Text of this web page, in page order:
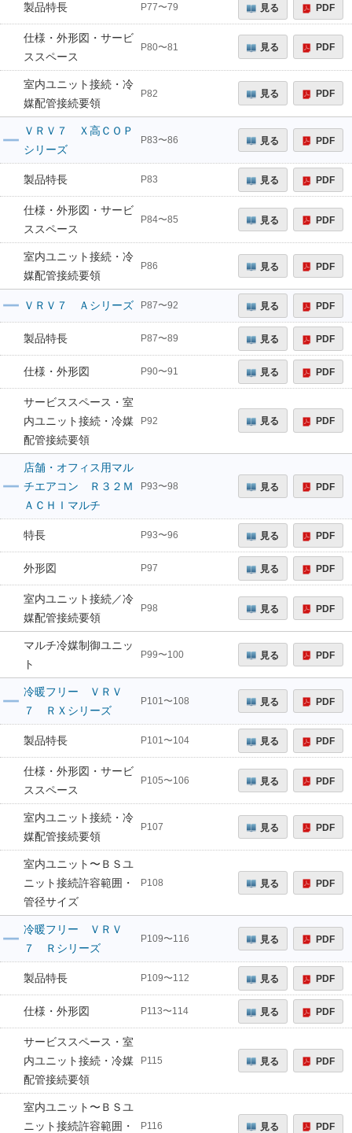
製品特長 P77〜79 見る PDF
仕様・外形図・サービ
ススペース
P80〜81 見る PDF
室内ユニット接続・冷
媒配管接続要領
P82 見る PDF
ＶＲＶ７ Ｘ高ＣＯＰ
シリーズ
P83〜86 見る PDF
製品特長 P83 見る PDF
仕様・外形図・サービ
ススペース
P84〜85 見る PDF
室内ユニット接続・冷
媒配管接続要領
P86 見る PDF
ＶＲＶ７ Ａシリーズ P87〜92 見る PDF
製品特長 P87〜89 見る PDF
仕様・外形図 P90〜91 見る PDF
サービススペース・室
内ユニット接続・冷媒
配管接続要領
P92 見る PDF
店舗・オフィス用マル
チエアコン Ｒ３２Ｍ
ＡＣＨＩマルチ
P93〜98 見る PDF
特長 P93〜96 見る PDF
外形図 P97 見る PDF
室内ユニット接続／冷
媒配管接続要領
P98 見る PDF
マルチ冷媒制御ユニッ
ト
P99〜100 見る PDF
冷暖フリー ＶＲＶ
７ ＲＸシリーズ
P101〜108 見る PDF
製品特長 P101〜104 見る PDF
仕様・外形図・サービ
ススペース
P105〜106 見る PDF
室内ユニット接続・冷
媒配管接続要領
P107 見る PDF
室内ユニット〜ＢＳユ
ニット接続許容範囲・
管径サイズ
P108 見る PDF
冷暖フリー ＶＲＶ
７ Ｒシリーズ
P109〜116 見る PDF
製品特長 P109〜112 見る PDF
仕様・外形図 P113〜114 見る PDF
サービススペース・室
内ユニット接続・冷媒
配管接続要領
P115 見る PDF
室内ユニット〜ＢＳユ
ニット接続許容範囲・
P116 見る PDF